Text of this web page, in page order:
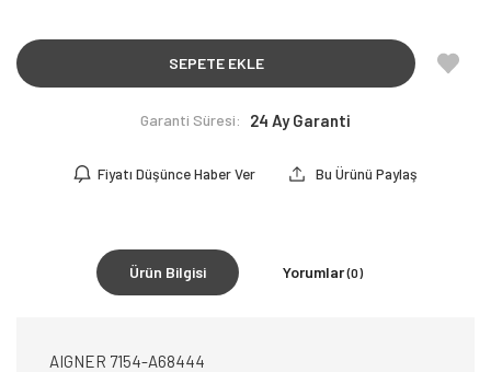
SEPETE EKLE
Garanti Süresi: 24 Ay Garanti
Fiyatı Düşünce Haber Ver Bu Ürünü Paylaş
Ürün Bilgisi Yorumlar(0)
AIGNER 7154-A68444